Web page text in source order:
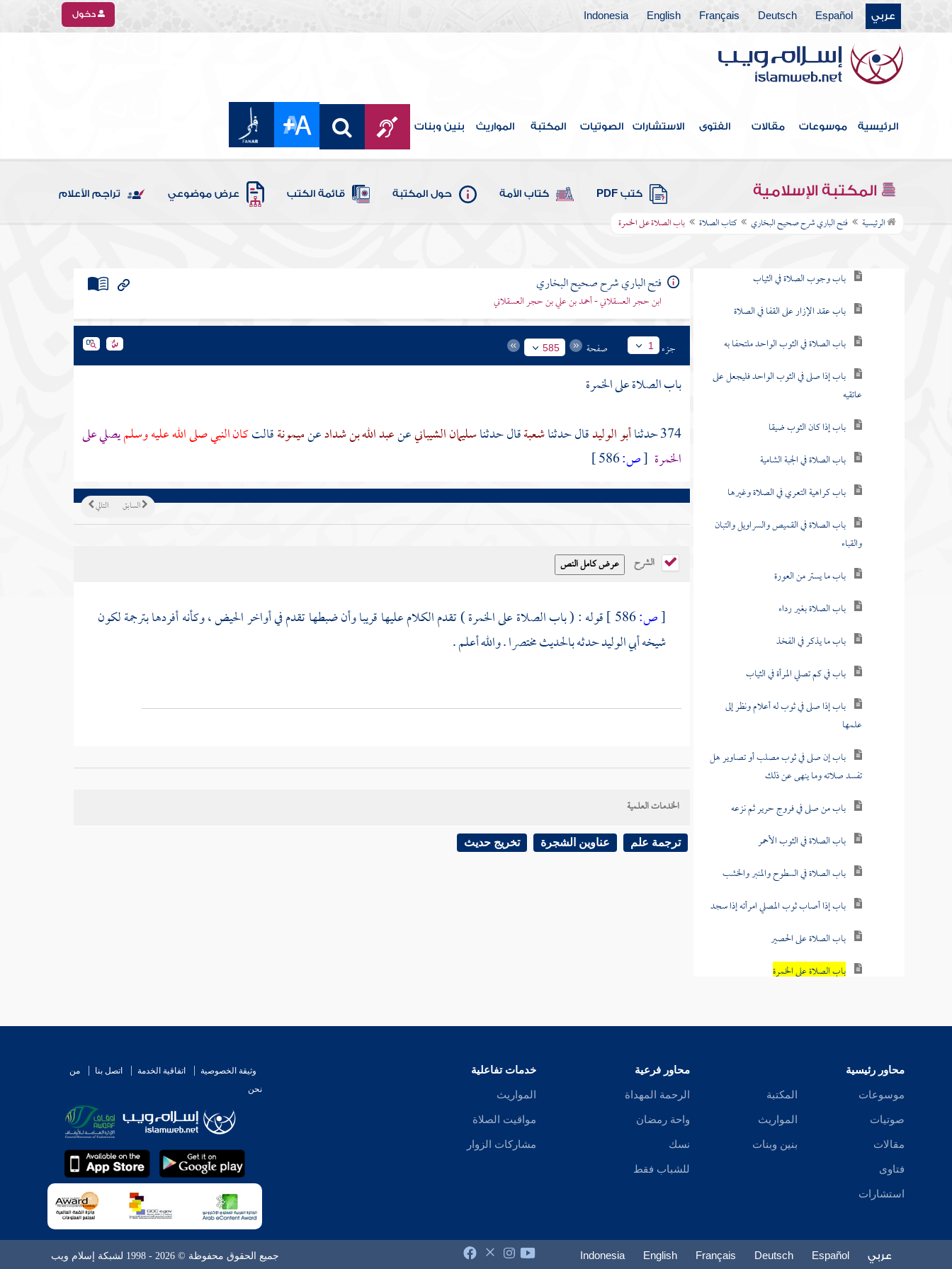
عربي Español
Deutsch
Français
English
Indonesia دخول
الرئيسية موسوعات مقالات الفتوى الاستشارات الصوتيات المكتبة المواريث بنين وبنات
المكتبة الإسلامية كتب PDF كتاب الأمة حول المكتبة قائمة الكتب عرض موضوعي تراجم الأعلام
الرئيسية فتح الباري شرح صحيح البخاري كتاب الصلاة باب الصلاة على الخمرة
كتاب الإيمان
كتاب العلم
كتاب الوضوء
كتاب الغسل
كتاب الحيض
كتاب التيمم
كتاب الصلاة
باب وجوب الصلاة في الثياب
باب عقد الإزار على القفا في الصلاة
باب الصلاة في الثوب الواحد ملتحفا به
باب إذا صلى في الثوب الواحد فليجعل على
عاتقيه
باب إذا كان الثوب ضيقا
باب الصلاة في الجبة الشامية
باب كراهية التعري في الصلاة وغيرها
باب الصلاة في القميص والسراويل والتبان
والقباء
باب ما يستر من العورة
باب الصلاة بغير رداء
باب ما يذكر في الفخذ
باب في كم تصلي المرأة في الثياب
باب إذا صلى في ثوب له أعلام ونظر إلى
علمها
باب إن صلى في ثوب مصلب أو تصاوير هل
تفسد صلاته وما ينهى عن ذلك
باب من صلى في فروج حرير ثم نزعه
باب الصلاة في الثوب الأحمر
باب الصلاة في السطوح والمنبر والخشب
باب إذا أصاب ثوب المصلي امرأته إذا سجد
باب الصلاة على الحصير
باب الصلاة على الخمرة
باب الصلاة في الخفاف
فتح الباري شرح صحيح البخاري
ابن حجر العسقلاني - أحمد بن علي بن حجر العسقلاني
جزء 1 صفحة 585
باب الصلاة على الخمرة
374 حدثنا
أبو الوليدقال حدثناشعبةقال حدثناسليمان الشيبانيعنعبد الله بن شدادعنميمونةقالتكان النبي صلى الله عليه وسلميصلي على
الخمرة [ص:
التالي السابق
الشرح
[ص:586 ]
قوله : ( باب الصلاة على الخمرة ) تقدم الكلام عليها قريبا وأن ضبطها تقدم في أواخر الحيض ، وكأنه أفردها بترجمة لكون
شيخهأبي الوليدحدثه بالحديث مختصرا . والله أعلم .
الخدمات العلمية
ترجمة علم عناوين الشجرة تخريج حديث
محاور رئيسية
موسوعات
صوتيات
مقالات
فتاوى
استشارات
المكتبة
المواريث
بنين وبنات
محاور فرعية
الرحمة المهداة
واحة رمضان
نسك
للشباب فقط
خدمات تفاعلية
المواريث
مواقيت الصلاة
مشاركات الزوار
وثيقة الخصوصية اتفاقية الخدمة اتصل بنا
من
نحن
عربي Español
Deutsch
Français
English
Indonesia جميع الحقوق محفوظة © 2026 - 1998 لشبكة إسلام ويب